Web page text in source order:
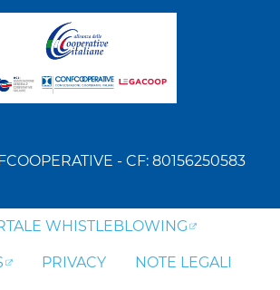
- CF: 80156250583
WHISTLEBLOWING
PRIVACY NOTE LEGALI